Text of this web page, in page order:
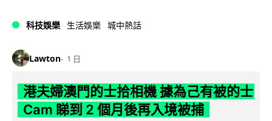
科技娛樂 生活娛樂 城中熱話
Lawton 1 日
港夫婦澳門的士拾相機 據為己有被的士
Cam 睇到 2 個月後再入境被捕